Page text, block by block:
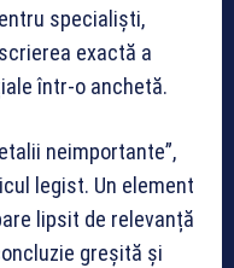
specialiști,
exactă a
într-o anchetă.
neimportante”,
legist. Un element
lipsit de relevanță
greșită și